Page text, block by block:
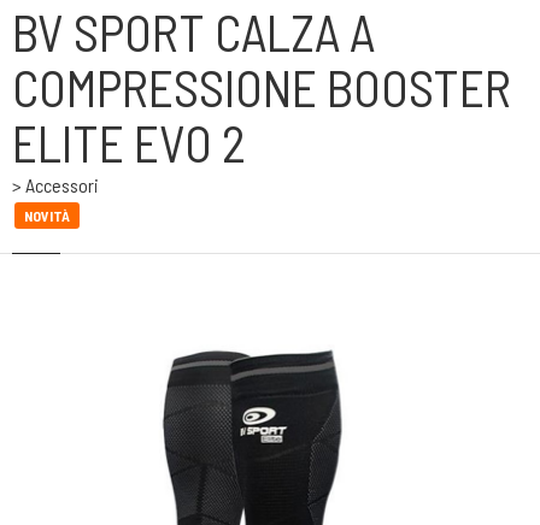
BV SPORT CALZA A
COMPRESSIONE BOOSTER
ELITE EVO 2
> Accessori
NOVITÀ